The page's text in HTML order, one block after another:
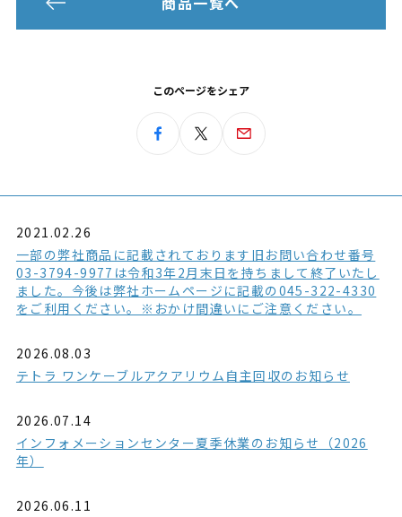
このページをシェア
2021.02.26
一部の弊社商品に記載されております旧お問い合わせ番号
03-3794-9977は令和3年2月末日を持ちまして終了いたし
ました。今後は弊社ホームページに記載の045-322-4330
をご利用ください。※おかけ間違いにご注意ください。
2026.08.03
テトラ ワンケーブルアクアリウム自主回収のお知らせ
2026.07.14
インフォメーションセンター夏季休業のお知らせ（2026
年）
2026.06.11